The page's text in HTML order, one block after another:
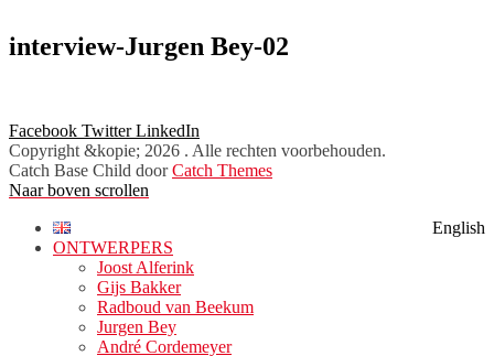
interview-Jurgen Bey-02
Facebook Twitter LinkedIn
Copyright &kopie; 2026 . Alle rechten voorbehouden.
Catch Base Child doorCatch Themes
Naar boven scrollen
English
ONTWERPERS
Joost Alferink
Gijs Bakker
Radboud van Beekum
Jurgen Bey
André Cordemeyer